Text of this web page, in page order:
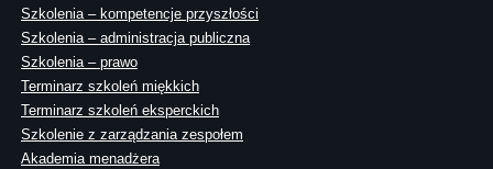
Szkolenia – kompetencje przyszłości
Szkolenia – administracja publiczna
Szkolenia – prawo
Terminarz szkoleń miękkich
Terminarz szkoleń eksperckich
Szkolenie z zarządzania zespołem
Akademia menadżera